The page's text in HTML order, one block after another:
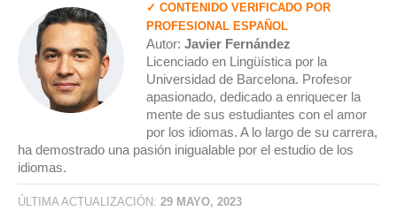
✓ CONTENIDO VERIFICADO POR
PROFESIONAL ESPAÑOL
Autor: Javier Fernández
Licenciado en Lingüística por la
Universidad de Barcelona. Profesor
apasionado, dedicado a enriquecer la
mente de sus estudiantes con el amor
por los idiomas. A lo largo de su carrera,
ha demostrado una pasión inigualable por el estudio de los
idiomas.
ÚLTIMA ACTUALIZACIÓN: 29 MAYO, 2023